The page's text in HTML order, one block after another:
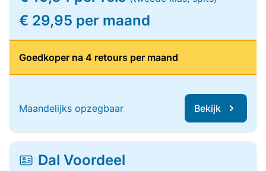
€ 29,95 per maand
Goedkoper na 4 retours per maand
Maandelijks opzegbaar Bekijk
Dal Voordeel